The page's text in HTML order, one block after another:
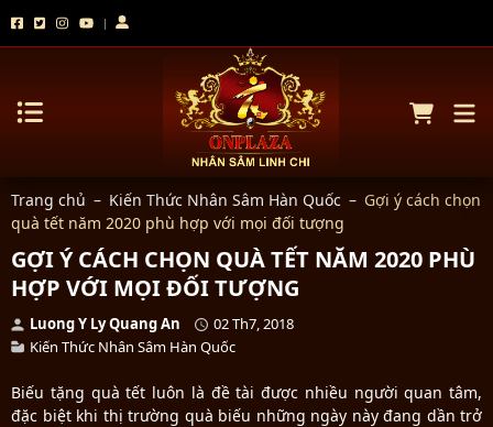
Trang chủ – Kiến Thức Nhân Sâm Hàn Quốc – Gợi ý cách chọn
quà tết năm 2020 phù hợp với mọi đối tượng
GỢI Ý CÁCH CHỌN QUÀ TẾT NĂM 2020 PHÙ
HỢP VỚI MỌI ĐỐI TƯỢNG
Luong Y Ly Quang An
02 Th7, 2018
Kiến Thức Nhân Sâm Hàn Quốc
Biếu tặng quà tết luôn là đề tài được nhiều người quan tâm,
đặc biệt khi thị trường quà biếu những ngày này đang dần trở